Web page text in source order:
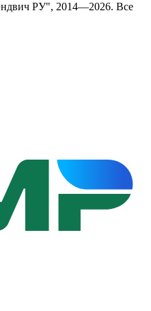
РУ", 2014—2026. Все